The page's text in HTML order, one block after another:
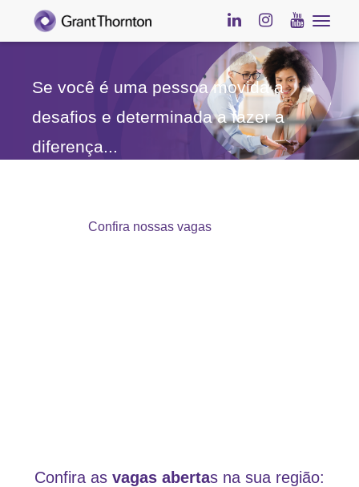
Se você é uma pessoa movida a
desafios e determinada a fazer a
diferença...
Confira nossas vagas
Confira as vagas abertas na sua região: